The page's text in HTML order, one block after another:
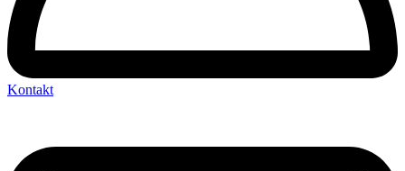
Kontakt